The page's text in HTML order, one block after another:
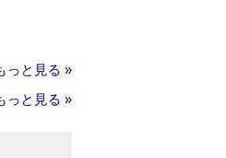
っと見る »
っと見る »